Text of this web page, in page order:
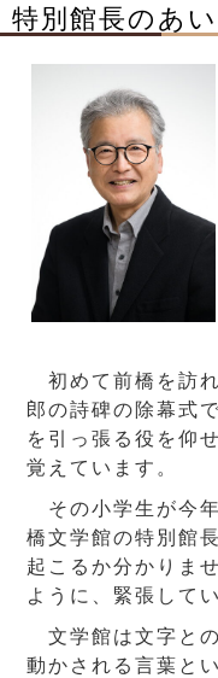
特別館長のあ
初めて前橋を訪
郎の詩碑の除幕式
を引っ張る役を仰
覚えています。
その小学生が今
橋文学館の特別館
起こるか分かりま
ように、緊張して
文学館は文字と
動かされる言葉と